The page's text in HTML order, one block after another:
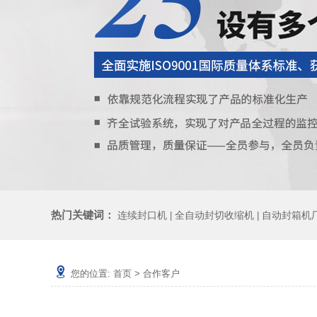
热门关键词： 连续封口机 全自动封切收缩机 自动封箱机
您的位置: 首页 > 合作客户